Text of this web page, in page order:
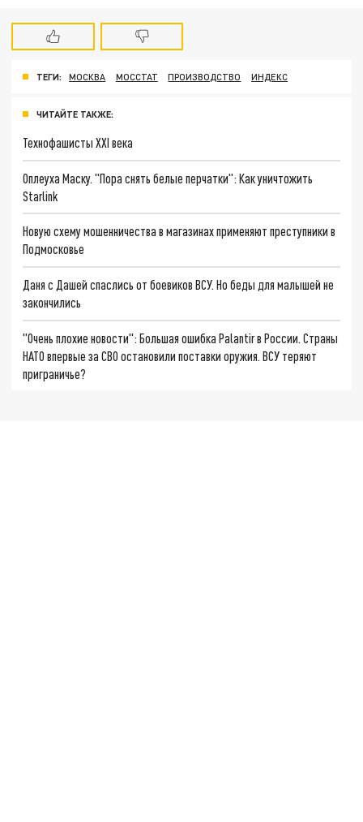
ТЕГИ: МОСКВА МОССТАТ ПРОИЗВОДСТВО ИНДЕКС
ЧИТАЙТЕ ТАКЖЕ:
Технофашисты XXI века
Оплеуха Маску. "Пора снять белые перчатки": Как уничтожить
Starlink
Новую схему мошенничества в магазинах применяют преступники в
Подмосковье
Даня с Дашей спаслись от боевиков ВСУ. Но беды для малышей не
закончились
"Очень плохие новости": Большая ошибка Palantir в России. Страны
НАТО впервые за СВО остановили поставки оружия. ВСУ теряют
приграничье?